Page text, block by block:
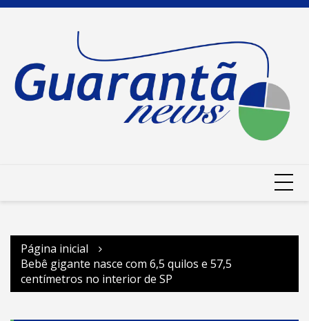
Ir
Página inicial
Bebê gigante nasce com 6,5 quilos e 57,5
centímetros no interior de SP